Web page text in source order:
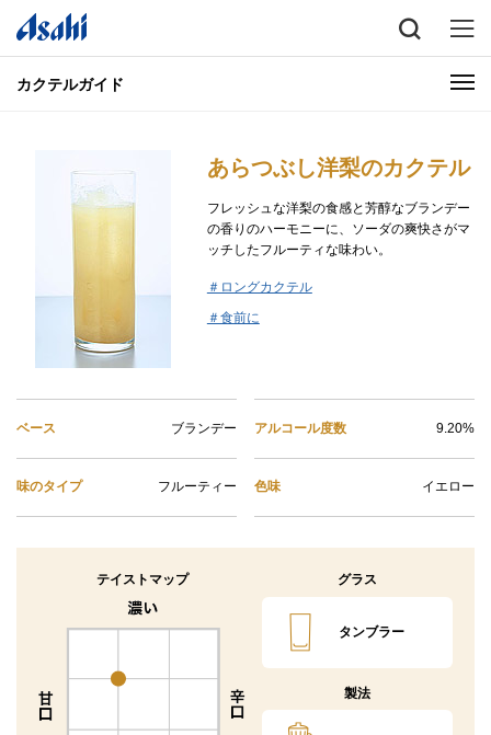
カクテルガイド
あらつぶし洋梨のカクテル
フレッシュな洋梨の食感と芳醇なブランデー
の香りのハーモニーに、ソーダの爽快さがマ
ッチしたフルーティな味わい。
＃ロングカクテル
＃食前に
ベース ブランデー
味のタイプ フルーティー
アルコール度数 9.20%
色味 イエロー
テイストマップ グラス
タンブラー
製法